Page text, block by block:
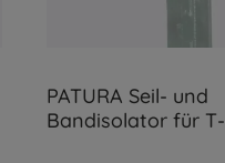
PATURA Seil- und
Bandisolator für T-